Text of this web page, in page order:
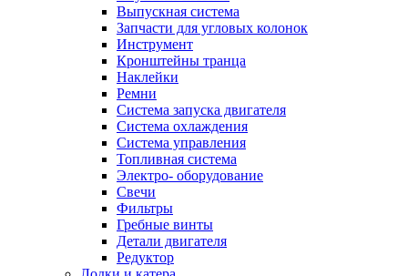
Выпускная система
Запчасти для угловых колонок
Инструмент
Кронштейны транца
Наклейки
Ремни
Система запуска двигателя
Система охлаждения
Система управления
Топливная система
Электро- оборудование
Свечи
Фильтры
Гребные винты
Детали двигателя
Редуктор